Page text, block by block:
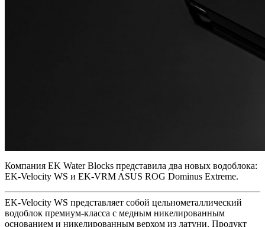
Компания EK Water Blocks представила два новых водоблока:
EK-Velocity WS и EK-VRM ASUS ROG Dominus Extreme.
EK-Velocity WS представляет собой цельнометаллический
водоблок премиум-класса с медным никелированным
основанием и никелированным верхом из латуни. Продукт